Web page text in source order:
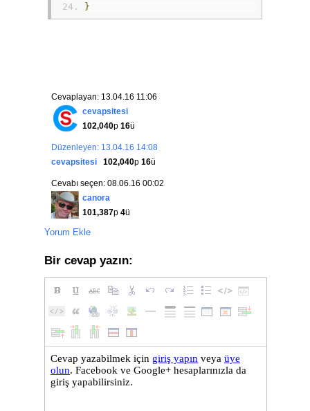
}
Cevaplayan: 13.04.16 11:06
cevapsitesi
102,040p 16ü
Düzenleyen: 13.04.16 14:08
cevapsitesi
102,040p 16ü
Cevabı seçen: 08.06.16 00:02
canora
101,387p 4ü
Yorum Ekle
Bir cevap yazın: